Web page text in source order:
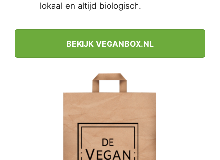
lokaal en altijd biologisch.
BEKIJK VEGANBOX.NL